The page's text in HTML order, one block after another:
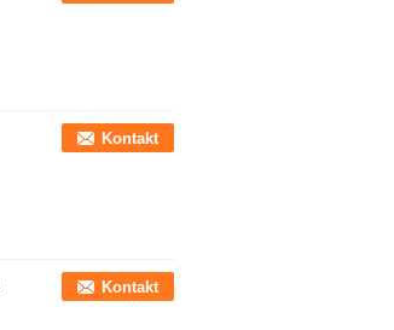
Kontakt
Kontakt